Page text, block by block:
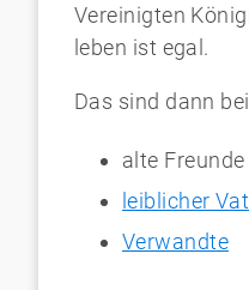
Vereinigten
leben ist egal.
Das sind dann
alte Freunde
leiblicher
Verwandte